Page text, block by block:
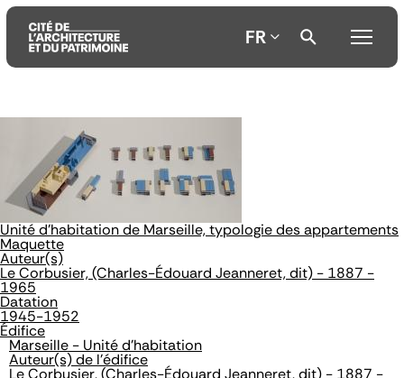
contenu
principal
menu
principal
recherche
FR
Unité d'habitation de Marseille, typologie des appartements
Maquette
Auteur(s)
Le Corbusier, (Charles-Édouard Jeanneret, dit) - 1887 -
1965
Datation
1945-1952
Édifice
Marseille - Unité d'habitation
Auteur(s) de l'édifice
Le Corbusier, (Charles-Édouard Jeanneret, dit) - 1887 -